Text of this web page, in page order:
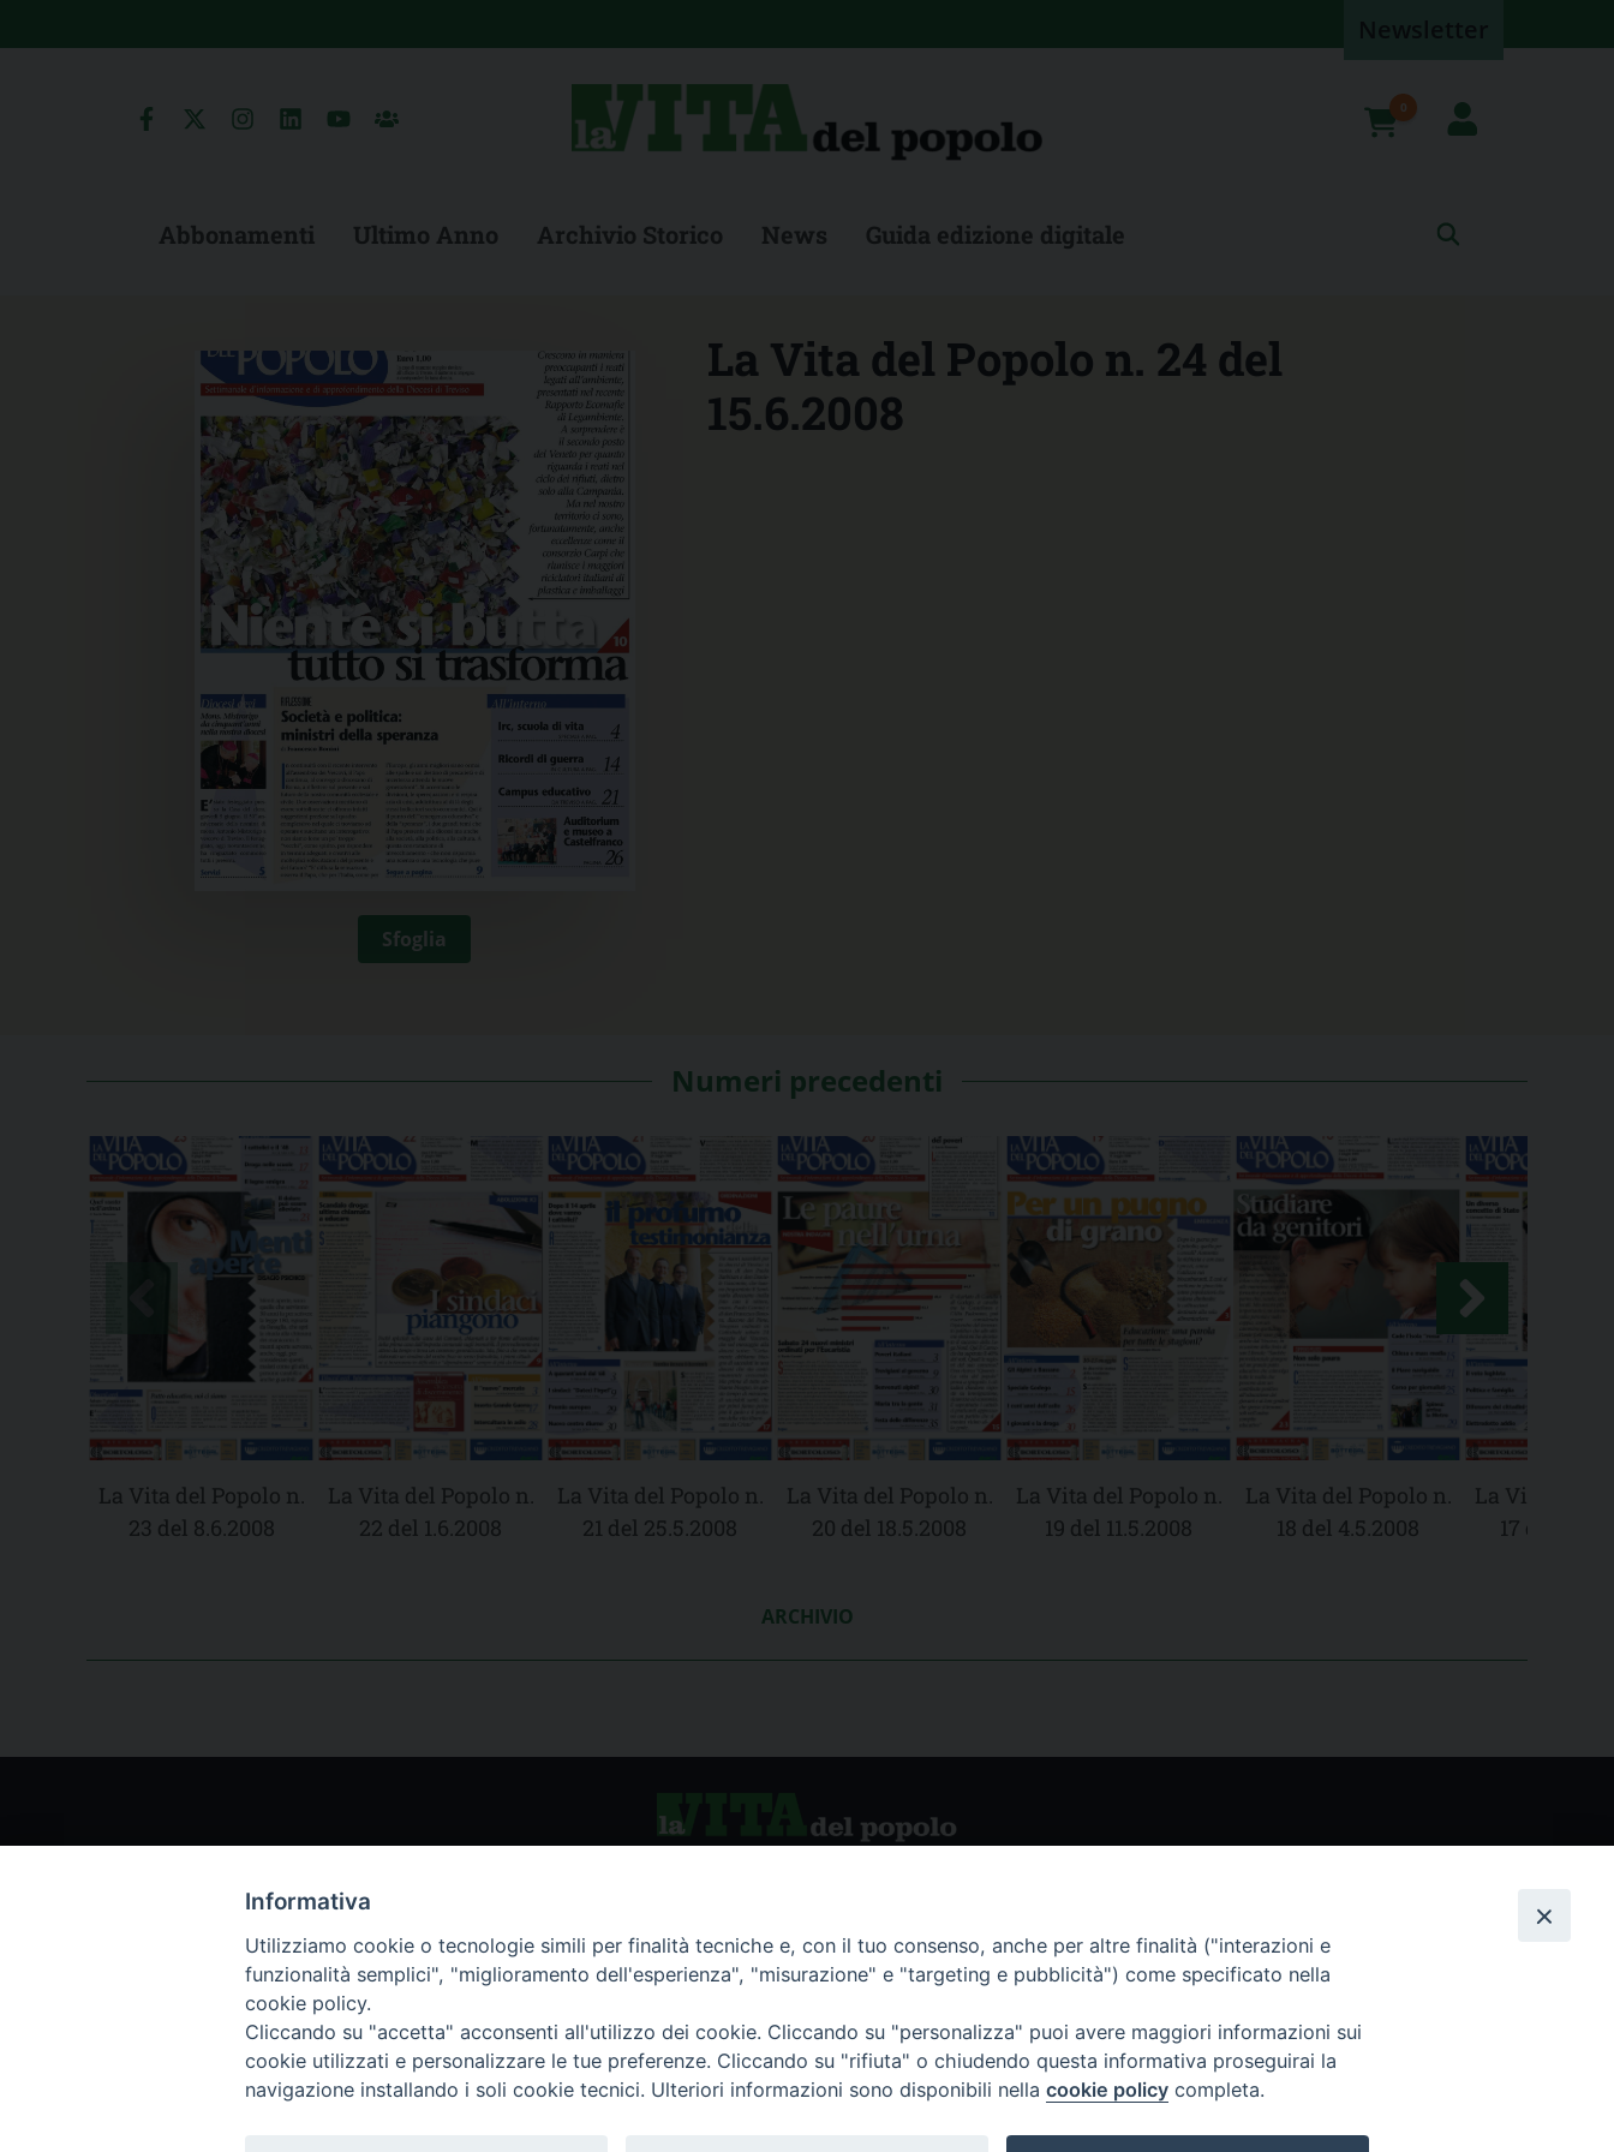
to
0
Abbonamenti Ultimo Anno Archivio Storico News Guida edizione digitale
Sfoglia
La Vita del Popolo n. 24 del
15.6.2008
Numeri precedenti
La Vita del Popolo n.
23 del 8.6.2008
La Vita del Popolo n.
22 del 1.6.2008
La Vita del Popolo n.
21 del 25.5.2008
La Vita del Popolo n.
20 del 18.5.2008
La Vita del Popolo n.
19 del 11.5.2008
La Vita del Popolo n.
18 del 4.5.2008
La Vita del
17 del
ARCHIVIO
Chi siamo
Servizio Clienti
Archivio rivista
Abbonamenti
Informativa
Utilizziamo cookie o tecnologie simili per finalità tecniche e, con il tuo consenso, anche per altre finalità ("interazioni e
funzionalità semplici", "miglioramento dell'esperienza", "misurazione" e "targeting e pubblicità") come specificato nella
cookie policy.
Cliccando su "accetta" acconsenti all'utilizzo dei cookie. Cliccando su "personalizza" puoi avere maggiori informazioni sui
cookie utilizzati e personalizzare le tue preferenze. Cliccando su "rifiuta" o chiudendo questa informativa proseguirai la
navigazione installando i soli cookie tecnici. Ulteriori informazioni sono disponibili nella cookie policy completa.